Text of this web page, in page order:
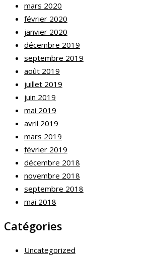
mars 2020
février 2020
janvier 2020
décembre 2019
septembre 2019
août 2019
juillet 2019
juin 2019
mai 2019
avril 2019
mars 2019
février 2019
décembre 2018
novembre 2018
septembre 2018
mai 2018
Catégories
Uncategorized